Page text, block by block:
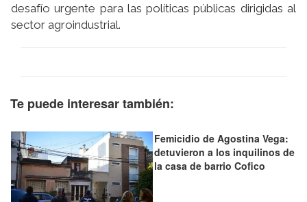
desafío urgente para las políticas públicas dirigidas al
sector agroindustrial.
Te puede interesar también:
Femicidio de Agostina Vega:
detuvieron a los inquilinos de
la casa de barrio Cofico